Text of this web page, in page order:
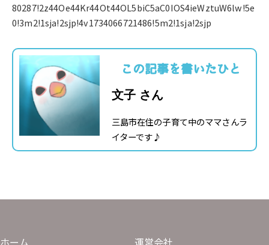
80287!2z44Oe44Kr44Ot44OL5biC5aC0IOS4ieWztuW6lw!5e
0!3m2!1sja!2sjp!4v1734066721486!5m2!1sja!2sjp
この記事を書いたひと
文子 さん
三島市在住の子育て中のママさんラ
イターです♪
ホーム 運営会社